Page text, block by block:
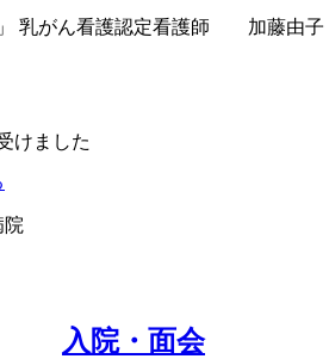
」 乳がん看護認定看護師 加藤由子
けました
院
⼊院・⾯会